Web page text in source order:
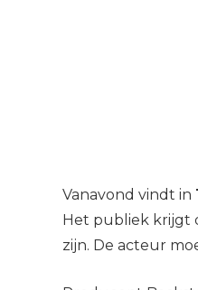
Vanavond vindt in
Het publiek krijgt
zijn. De acteur